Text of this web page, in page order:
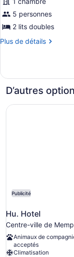
grands
lits
lits
les
photos
pour
ce
type
chambre :
Suite,
chambres,
5 personnes
2 lits doubles
Plus de détails
Plus
Suite,
chambres,
fumeur
D’autres
Publicité
Hu. Hotel
Centre-ville de
Animaux de
acceptés
Climatisation
Hu. Hotel